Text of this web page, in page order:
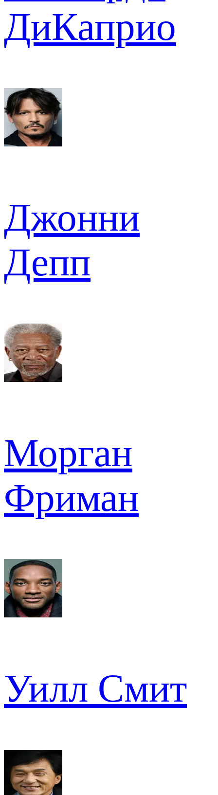
ДиКаприо
Джонни
Депп
Морган
Фриман
Уилл Смит